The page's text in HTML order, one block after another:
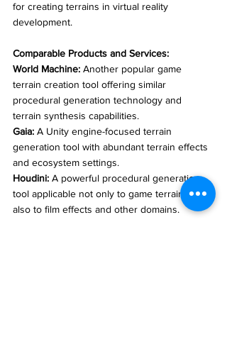
for creating terrains in virtual reality
development.
Comparable Products and Services:
World Machine: Another popular game
terrain creation tool offering similar
procedural generation technology and
terrain synthesis capabilities.
Gaia: A Unity engine-focused terrain
generation tool with abundant terrain effects
and ecosystem settings.
Houdini: A powerful procedural generation
tool applicable not only to game terrains but
also to film effects and other domains.